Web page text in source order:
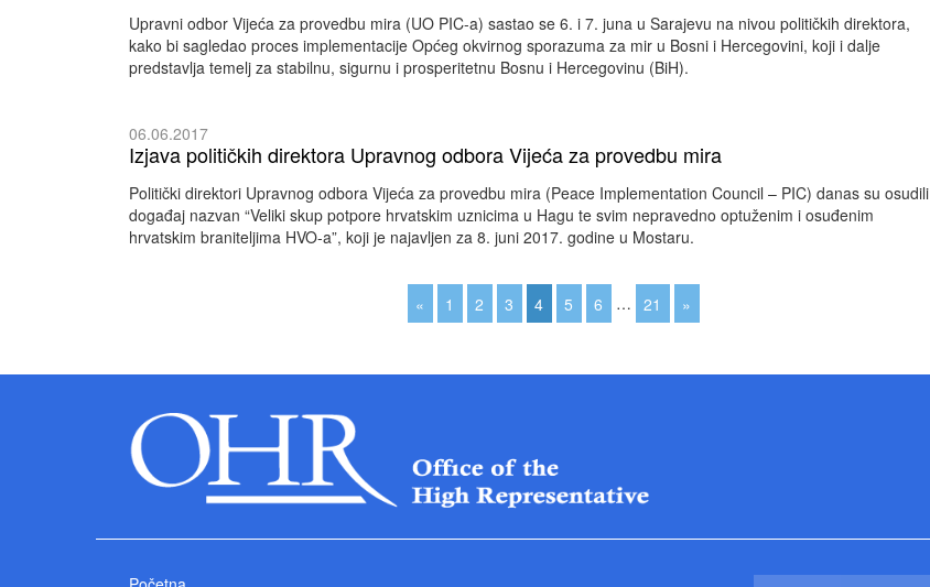
Upravni odbor Vijeća za provedbu mira (UO PIC-a) sastao se 6. i 7. juna u Sarajevu na nivou političkih direktora,
kako bi sagledao proces implementacije Općeg okvirnog sporazuma za mir u Bosni i Hercegovini, koji i dalje
predstavlja temelj za stabilnu, sigurnu i prosperitetnu Bosnu i Hercegovinu (BiH).
06.06.2017
Izjava političkih direktora Upravnog odbora Vijeća za provedbu mira
Politički direktori Upravnog odbora Vijeća za provedbu mira (Peace Implementation Council – PIC) danas su osudili
događaj nazvan “Veliki skup potpore hrvatskim uznicima u Hagu te svim nepravedno optuženim i osuđenim
hrvatskim braniteljima HVO-a”, koji je najavljen za 8. juni 2017. godine u Mostaru.
« 1 2 3 4 5 6 … 21 »